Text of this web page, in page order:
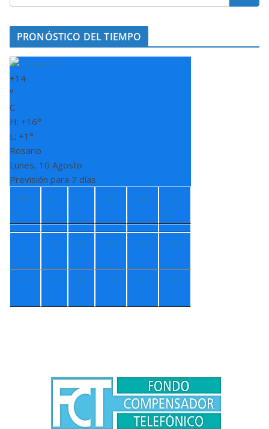
PRONÓSTICO DEL TIEMPO
+14
°
C
H: +16°
L: +1°
Rosario
Lunes, 10 Agosto
Previsión para 7 días
Ma
r
Mi
é
Ju
e
Vie Sáb
Do
m
+1
6°
+9
°
+8
°
+13
°
+16
°
+16
°
+1° +7
°
+8
°
+8° +11
°
+13
°